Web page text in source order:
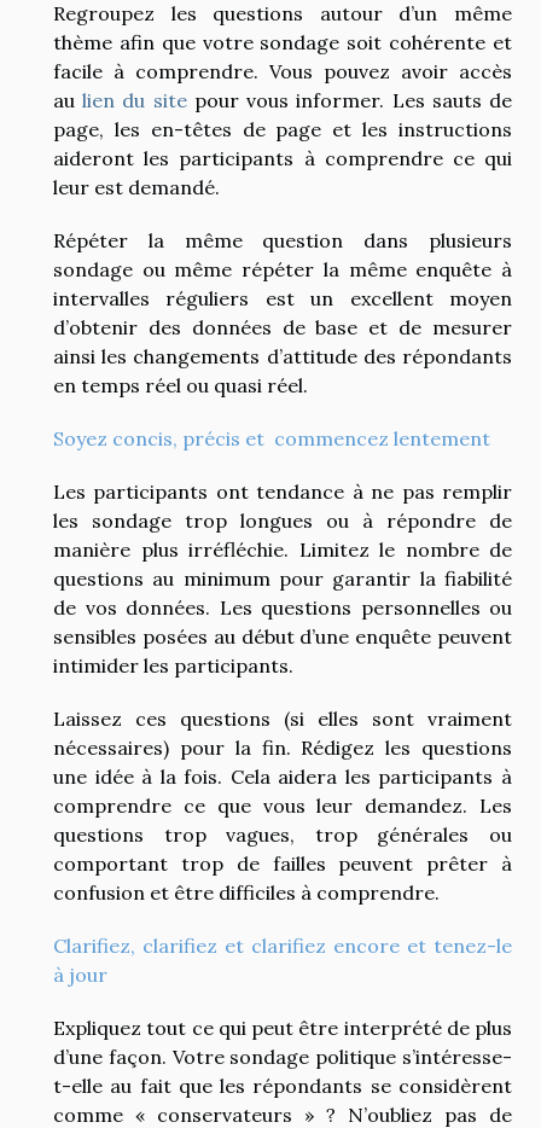
Regroupez les questions autour d’un même
thème afin que votre sondage soit cohérente et
facile à comprendre. Vous pouvez avoir accès
aulien du sitepour vous informer. Les sauts de
page, les en-têtes de page et les instructions
aideront les participants à comprendre ce qui
leur est demandé.
Répéter la même question dans plusieurs
sondage ou même répéter la même enquête à
intervalles réguliers est un excellent moyen
d’obtenir des données de base et de mesurer
ainsi les changements d’attitude des répondants
en temps réel ou quasi réel.
Soyez concis, précis et commencez lentement
Les participants ont tendance à ne pas remplir
les sondage trop longues ou à répondre de
manière plus irréfléchie. Limitez le nombre de
questions au minimum pour garantir la fiabilité
de vos données. Les questions personnelles ou
sensibles posées au début d’une enquête peuvent
intimider les participants.
Laissez ces questions (si elles sont vraiment
nécessaires) pour la fin. Rédigez les questions
une idée à la fois. Cela aidera les participants à
comprendre ce que vous leur demandez. Les
questions trop vagues, trop générales ou
comportant trop de failles peuvent prêter à
confusion et être difficiles à comprendre.
Clarifiez, clarifiez et clarifiez encore et tenez-le
à jour
Expliquez tout ce qui peut être interprété de plus
d’une façon. Votre sondage politique s’intéresse-
t-elle au fait que les répondants se considèrent
comme « conservateurs » ? N’oubliez pas de